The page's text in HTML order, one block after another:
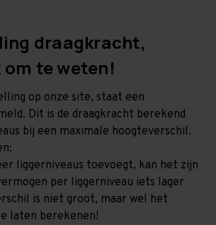
draagkracht,
te weten!
op onze site, staat een
Dit is de draagkracht berekend
bij een maximale hoogteverschil.
liggerniveaus toevoegt, kan het zijn
per liggerniveau iets lager
is niet groot, maar wel het
laten berekenen!